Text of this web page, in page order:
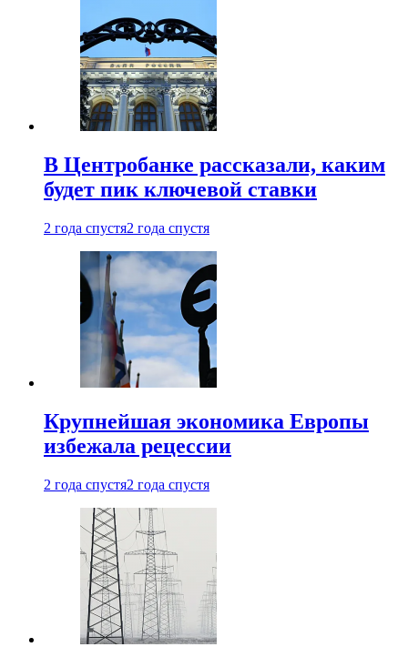
В Центробанке рассказали, каким
будет пик ключевой ставки
2 года спустя2 года спустя
Крупнейшая экономика Европы
избежала рецессии
2 года спустя2 года спустя